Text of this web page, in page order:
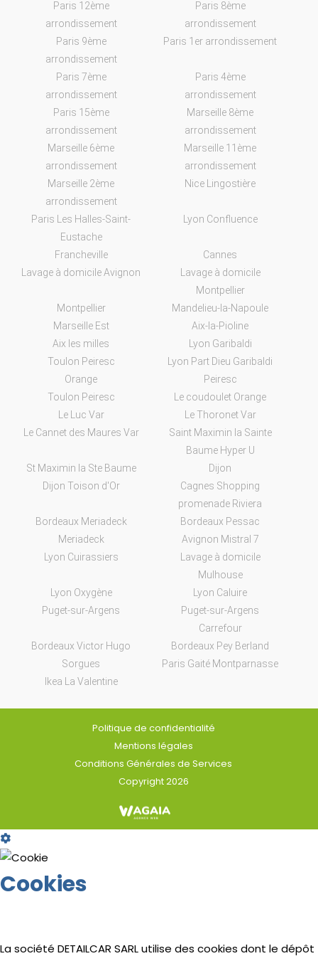
Paris 12ème
arrondissement
Paris 8ème
arrondissement
Paris 9ème
arrondissement
Paris 1er arrondissement
Paris 7ème
arrondissement
Paris 4ème
arrondissement
Paris 15ème
arrondissement
Marseille 8ème
arrondissement
Marseille 6ème
arrondissement
Marseille 11ème
arrondissement
Marseille 2ème
arrondissement
Nice Lingostière
Paris Les Halles-Saint-
Eustache
Lyon Confluence
Francheville
Cannes
Lavage à domicile Avignon
Lavage à domicile
Montpellier
Montpellier
Mandelieu-la-Napoule
Marseille Est
Aix-la-Pioline
Aix les milles
Lyon Garibaldi
Toulon Peiresc
Lyon Part Dieu Garibaldi
Orange
Peiresc
Toulon Peiresc
Le coudoulet Orange
Le Luc Var
Le Thoronet Var
Le Cannet des Maures Var
Saint Maximin la Sainte
Baume Hyper U
St Maximin la Ste Baume
Dijon
Dijon Toison d'Or
Cagnes Shopping
promenade Riviera
Bordeaux Meriadeck
Bordeaux Pessac
Meriadeck
Avignon Mistral 7
Lyon Cuirassiers
Lavage à domicile
Mulhouse
Lyon Oxygène
Lyon Caluire
Puget-sur-Argens
Puget-sur-Argens
Carrefour
Bordeaux Victor Hugo
Bordeaux Pey Berland
Sorgues
Paris Gaité Montparnasse
Ikea La Valentine
Politique de confidentialité
Mentions légales
Conditions Générales de Services
Copyright 2026
Cookie
Box
Settings
Cookies
La société DETAILCAR SARL utilise des cookies dont le dépôt